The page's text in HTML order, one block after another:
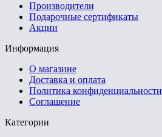
Производители
Подарочные сертификаты
Акции
Информация
О магазине
Доставка и оплата
Политика конфиденциальности
Соглашение
Категории